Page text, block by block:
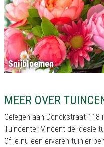
Snijbloemen
MEER OVER
Gelegen aan Donckstraat 118
Tuincenter Vincent de ideale
Of je nu een ervaren tuinier